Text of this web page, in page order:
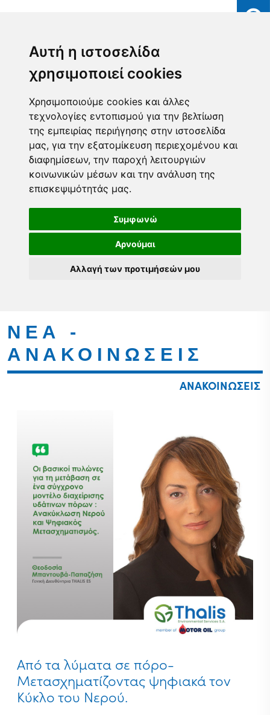
Αυτή η ιστοσελίδα
χρησιμοποιεί cookies
Χρησιμοποιούμε cookies και άλλες
τεχνολογίες εντοπισμού για την βελτίωση
της εμπειρίας περιήγησης στην ιστοσελίδα
μας, για την εξατομίκευση περιεχομένου και
διαφημίσεων, την παροχή λειτουργιών
κοινωνικών μέσων και την ανάλυση της
επισκεψιμότητάς μας.
Συμφωνώ
Αρνούμαι
Αλλαγή των προτιμήσεών μου
ΝΕΑ -
ΑΝΑΚΟΙΝΩΣΕΙΣ
ΑΝΑΚΟΙΝΩΣΕΙΣ
Από τα λύματα σε πόρο-
Μετασχηματίζοντας ψηφιακά τον
Κύκλο του Νερού.